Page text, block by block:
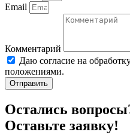
Email
Комментарий
Даю согласие на
положениями.
Отправить
Остались
Оставьте заявку!